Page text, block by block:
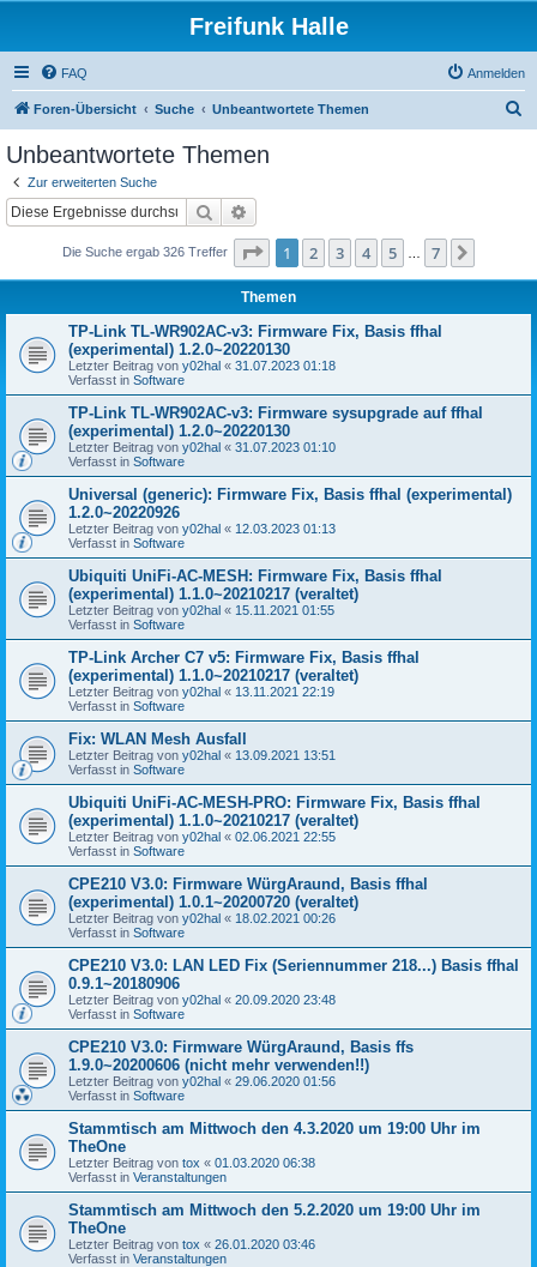
Freifunk Halle
FAQ Anmelden
Foren-Übersicht Suche Unbeantwortete Themen
Unbeantwortete Themen
Zur erweiterten Suche
Suche
Die Suche ergab 326 Treffer Seite 1von
1 2 3 4 5 7
Themen
TP-Link TL-WR902AC-v3: Firmware Fix, Basis ffhal
(experimental) 1.2.0~20220130
Letzter Beitrag von y02hal « 31.07.2023 01:18
Verfasst in Software
TP-Link TL-WR902AC-v3: Firmware sysupgrade auf ffhal
(experimental) 1.2.0~20220130
Letzter Beitrag von y02hal « 31.07.2023 01:10
Verfasst in Software
Universal (generic): Firmware Fix, Basis ffhal (experimental)
1.2.0~20220926
Letzter Beitrag von y02hal « 12.03.2023 01:13
Verfasst in Software
Ubiquiti UniFi-AC-MESH: Firmware Fix, Basis ffhal
(experimental) 1.1.0~20210217 (veraltet)
Letzter Beitrag von y02hal « 15.11.2021 01:55
Verfasst in Software
TP-Link Archer C7 v5: Firmware Fix, Basis ffhal
(experimental) 1.1.0~20210217 (veraltet)
Letzter Beitrag von y02hal « 13.11.2021 22:19
Verfasst in Software
Fix: WLAN Mesh Ausfall
Letzter Beitrag von y02hal « 13.09.2021 13:51
Verfasst in Software
Ubiquiti UniFi-AC-MESH-PRO: Firmware Fix, Basis ffhal
(experimental) 1.1.0~20210217 (veraltet)
Letzter Beitrag von y02hal « 02.06.2021 22:55
Verfasst in Software
CPE210 V3.0: Firmware WürgAraund, Basis ffhal
(experimental) 1.0.1~20200720 (veraltet)
Letzter Beitrag von y02hal « 18.02.2021 00:26
Verfasst in Software
CPE210 V3.0: LAN LED Fix (Seriennummer 218...) Basis ffhal
0.9.1~20180906
Letzter Beitrag von y02hal « 20.09.2020 23:48
Verfasst in Software
CPE210 V3.0: Firmware WürgAraund, Basis ffs
1.9.0~20200606 (nicht mehr verwenden!!)
Letzter Beitrag von y02hal « 29.06.2020 01:56
Verfasst in Software
Stammtisch am Mittwoch den 4.3.2020 um 19:00 Uhr im
TheOne
Letzter Beitrag von tox « 01.03.2020 06:38
Verfasst in Veranstaltungen
Stammtisch am Mittwoch den 5.2.2020 um 19:00 Uhr im
TheOne
Letzter Beitrag von tox « 26.01.2020 03:46
Verfasst in Veranstaltungen